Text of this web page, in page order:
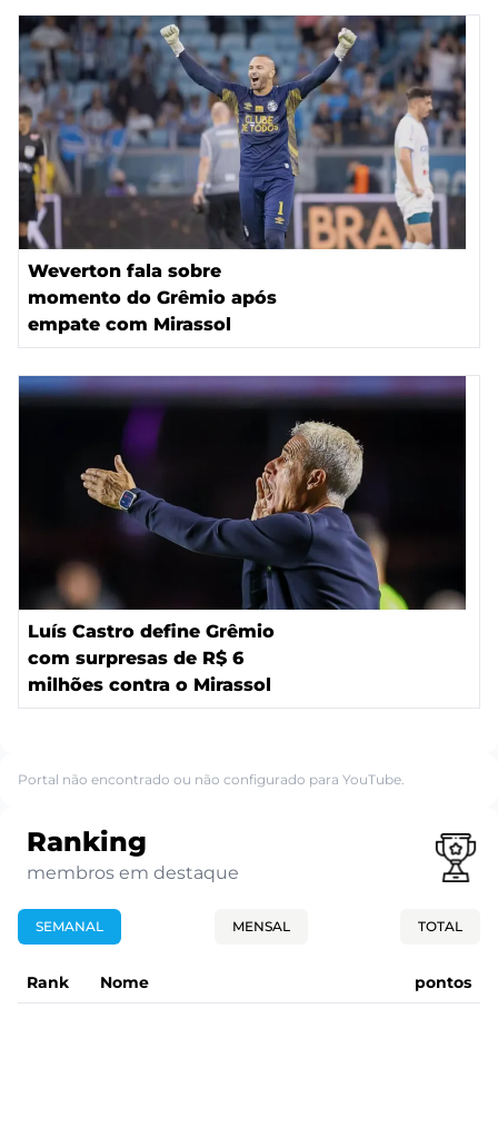
Weverton fala sobre
momento do Grêmio após
empate com Mirassol
Luís Castro define Grêmio
com surpresas de R$ 6
milhões contra o Mirassol
Portal não encontrado ou não configurado para YouTube.
Ranking
membros em destaque
SEMANAL MENSAL TOTAL
Rank Nome pontos